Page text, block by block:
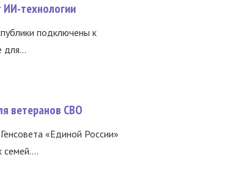
технологии
подключены к
ветеранов СВО
«Единой России»